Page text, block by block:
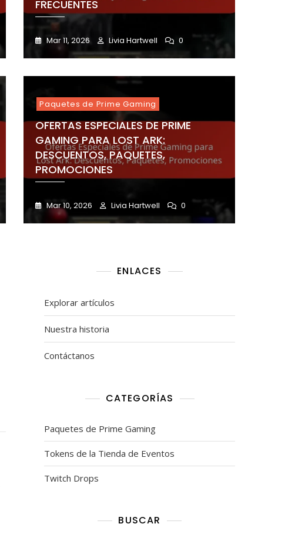
FRECUENTES
Mar 11, 2026 Livia Hartwell 0
Paquetes de Prime Gaming
OFERTAS ESPECIALES DE PRIME
GAMING PARA LOST ARK:
DESCUENTOS, PAQUETES,
PROMOCIONES
Mar 10, 2026 Livia Hartwell 0
ENLACES
Explorar artículos
Nuestra historia
Contáctanos
CATEGORÍAS
Paquetes de Prime Gaming
Tokens de la Tienda de Eventos
Twitch Drops
BUSCAR